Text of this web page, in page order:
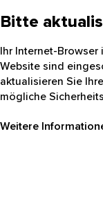
Bitte
Ihr Internet-Browser
Website sind
aktualisieren Sie
mögliche
Weitere